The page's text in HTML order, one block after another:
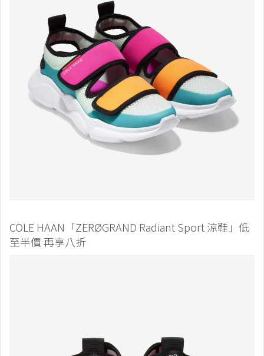
COLE HAAN「ZERØGRAND Radiant Sport 涼鞋」低
至半價 再享八折